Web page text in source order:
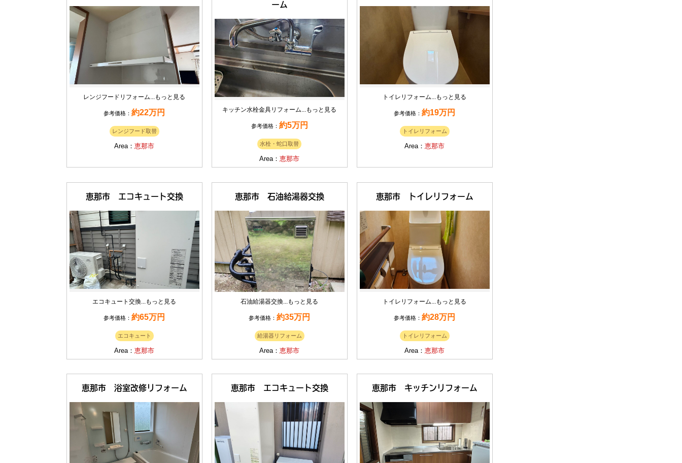
レンジフードリフォーム...もっと見る
参考価格：約22万円
レンジフード取替
Area：恵那市
ーム
キッチン水栓金具リフォーム...もっと見る
参考価格： 約5万円
水栓・蛇口取替
Area：恵那市
トイレリフォーム...もっと見る
参考価格：約19万円
トイレリフォーム
Area：恵那市
恵那市 エコキュート交換
エコキュート交換...もっと見る
参考価格：約65万円
エコキュート
Area：恵那市
恵那市 石油給湯器交換
石油給湯器交換...もっと見る
参考価格：約35万円
給湯器リフォーム
Area：恵那市
恵那市 トイレリフォーム
トイレリフォーム...もっと見る
参考価格：約28万円
トイレリフォーム
Area：恵那市
恵那市 浴室改修リフォーム 恵那市 エコキュート交換 恵那市 キッチンリフォーム